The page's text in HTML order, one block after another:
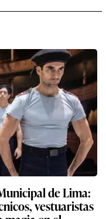
de Lima:
vestuaristas